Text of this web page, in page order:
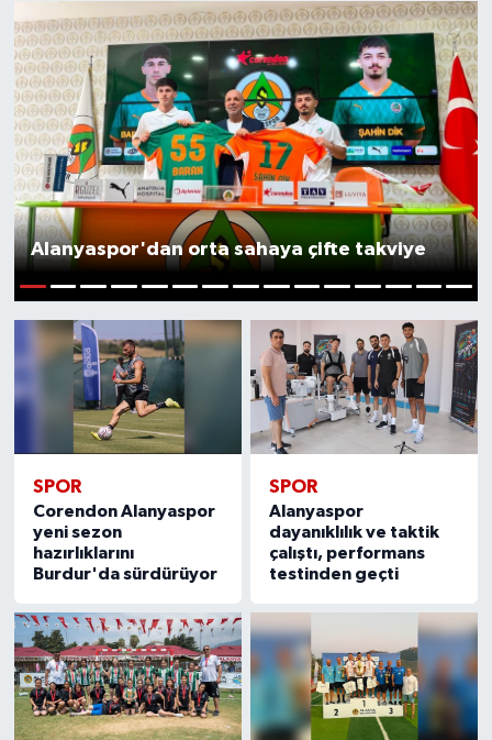
Alanyaspor'dan orta sahaya çifte takviye
SPOR
Corendon Alanyaspor
yeni sezon
hazırlıklarını
Burdur'da sürdürüyor
SPOR
Alanyaspor
dayanıklılık ve taktik
çalıştı, performans
testinden geçti
Haber Arşivi